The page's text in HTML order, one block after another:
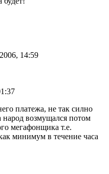
14:59
платежа, не так силно
народ возмущался потом
мегафонщика т.е.
минимум в течение часа